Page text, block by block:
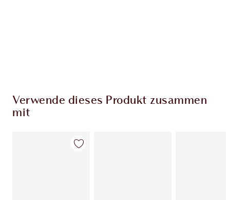
Verwende dieses Produkt zusammen
mit